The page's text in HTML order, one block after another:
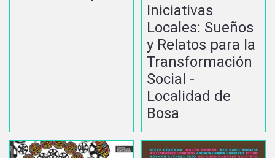
Iniciativas
Locales: Sueños
y Relatos para la
Transformación
Social -
Localidad de
Bosa